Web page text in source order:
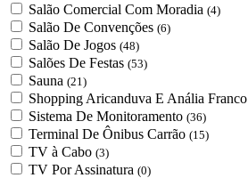
Salão Comercial Com Moradia (4)
Salão De Convenções (6)
Salão De Jogos (48)
Salões De Festas (53)
Sauna (21)
Shopping Aricanduva E Anália Franco
Sistema De Monitoramento (36)
Terminal De Ônibus Carrão (15)
TV à Cabo (3)
TV Por Assinatura (0)